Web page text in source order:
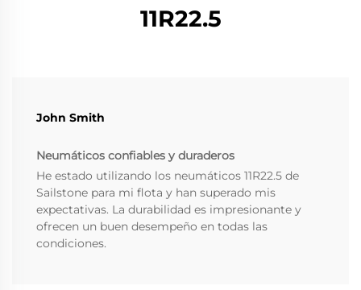
11R22.5
John Smith
Neumáticos confiables y duraderos
He estado utilizando los neumáticos 11R22.5 de
Sailstone para mi flota y han superado mis
expectativas. La durabilidad es impresionante y
ofrecen un buen desempeño en todas las
condiciones.